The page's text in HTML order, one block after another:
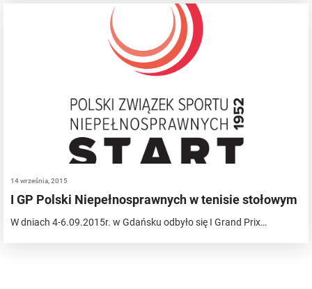
14 września, 2015
I GP Polski Niepełnosprawnych w tenisie stołowym
W dniach 4-6.09.2015r. w Gdańsku odbyło się I Grand Prix…